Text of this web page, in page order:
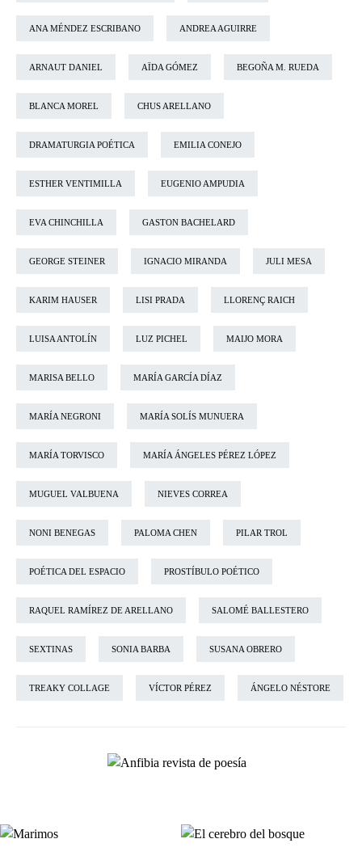
ANA MÉNDEZ ESCRIBANO ANDREA AGUIRRE
ARNAUT DANIEL AÏDA GÓMEZ BEGOÑA M. RUEDA
BLANCA MOREL CHUS ARELLANO
DRAMATURGIA POÉTICA EMILIA CONEJO
ESTHER VENTIMILLA EUGENIO AMPUDIA
EVA CHINCHILLA GASTON BACHELARD
GEORGE STEINER IGNACIO MIRANDA JULI MESA
KARIM HAUSER LISI PRADA LLORENÇ RAICH
LUISA ANTOLÍN LUZ PICHEL MAIJO MORA
MARISA BELLO MARÍA GARCÍA DÍAZ
MARÍA NEGRONI MARÍA SOLÍS MUNUERA
MARÍA TORVISCO MARÍA ÁNGELES PÉREZ LÓPEZ
MUGUEL VALBUENA NIEVES CORREA
NONI BENEGAS PALOMA CHEN PILAR TROL
POÉTICA DEL ESPACIO PROSTÍBULO POÉTICO
RAQUEL RAMÍREZ DE ARELLANO SALOMÉ BALLESTERO
SEXTINAS SONIA BARBA SUSANA OBRERO
TREAKY COLLAGE VÍCTOR PÉREZ ÁNGELO NÉSTORE